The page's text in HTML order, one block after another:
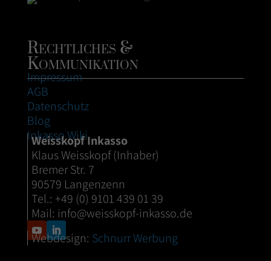
Rechtliches &
Kommunikation
Impressum
AGB
Datenschutz
Blog
Inkasso Wiki
Weisskopf Inkasso
Klaus Weisskopf (Inhaber)
Bremer Str. 7
90579 Langenzenn
Tel.: +49 (0) 9101 439 01 39
Mail: info@weisskopf-inkasso.de
Webdesign: Schnurr Werbung